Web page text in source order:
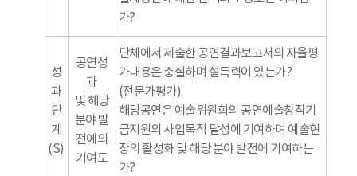
가?
성
과
단
계
(S)
공연성
과
및 해당
분야 발
전에의
기여도
단체에서 제출한 공연결과보고서의 자율평
가내용은 충실하며 설득력이 있는가?
(전문가평가)
해당공연은 예술위원회의 공연예술창작기
금지원의 사업목적 달성에 기여하며 예술현
장의 활성화 및 해당 분야 발전에 기여하는
가?